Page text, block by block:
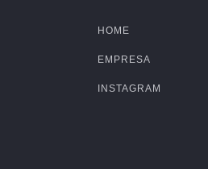
HOME
EMPRESA
INSTAGRAM